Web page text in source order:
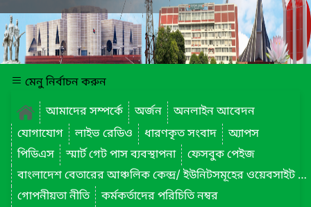
মেনু নির্বাচন করুন
আমাদের সম্পর্কে
অর্জন
অনলাইন আবেদন
যোগাযোগ
লাইভ রেডিও ধারণকৃত সংবাদ
অ্যাপস
পিডিএস
স্মার্ট গেট পাস ব্যবস্থাপনা
ফেসবুক পেইজ
বাংলাদেশ বেতারের আঞ্চলিক কেন্দ্র/ ইউনিটসমূহের ওয়েবসাইট লিংক
গোপনীয়তা নীতি
কর্মকর্তাদের পরিচিতি নম্বর